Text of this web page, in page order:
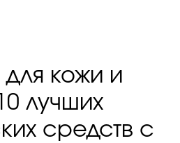
кожи и
лучших
средств с